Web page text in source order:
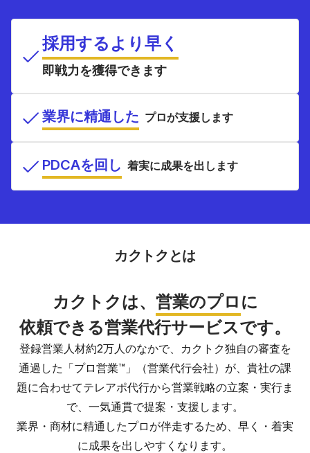
採用するより早く
即戦力を獲得できます
業界に精通した プロが支援します
PDCAを回し 着実に成果を出します
カクトクとは
カクトクは、 営業のプロ に
依頼できる営業代行サービスです。
登録営業人材約2万人のなかで、カクトク独自の審査を
通過した「プロ営業™」（営業代行会社）が、貴社の課
題に合わせてテレアポ代行から営業戦略の立案・実行ま
で、一気通貫で提案・支援します。
業界・商材に精通したプロが伴走するため、早く・着実
に成果を出しやすくなります。